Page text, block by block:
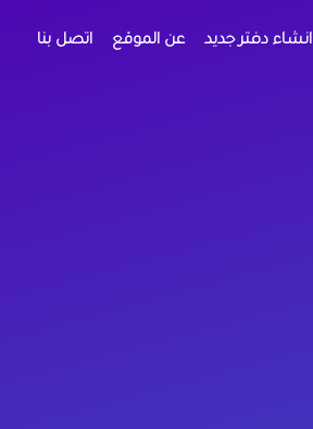
انشاء دفتر جديد عن الموقع اتصل بنا